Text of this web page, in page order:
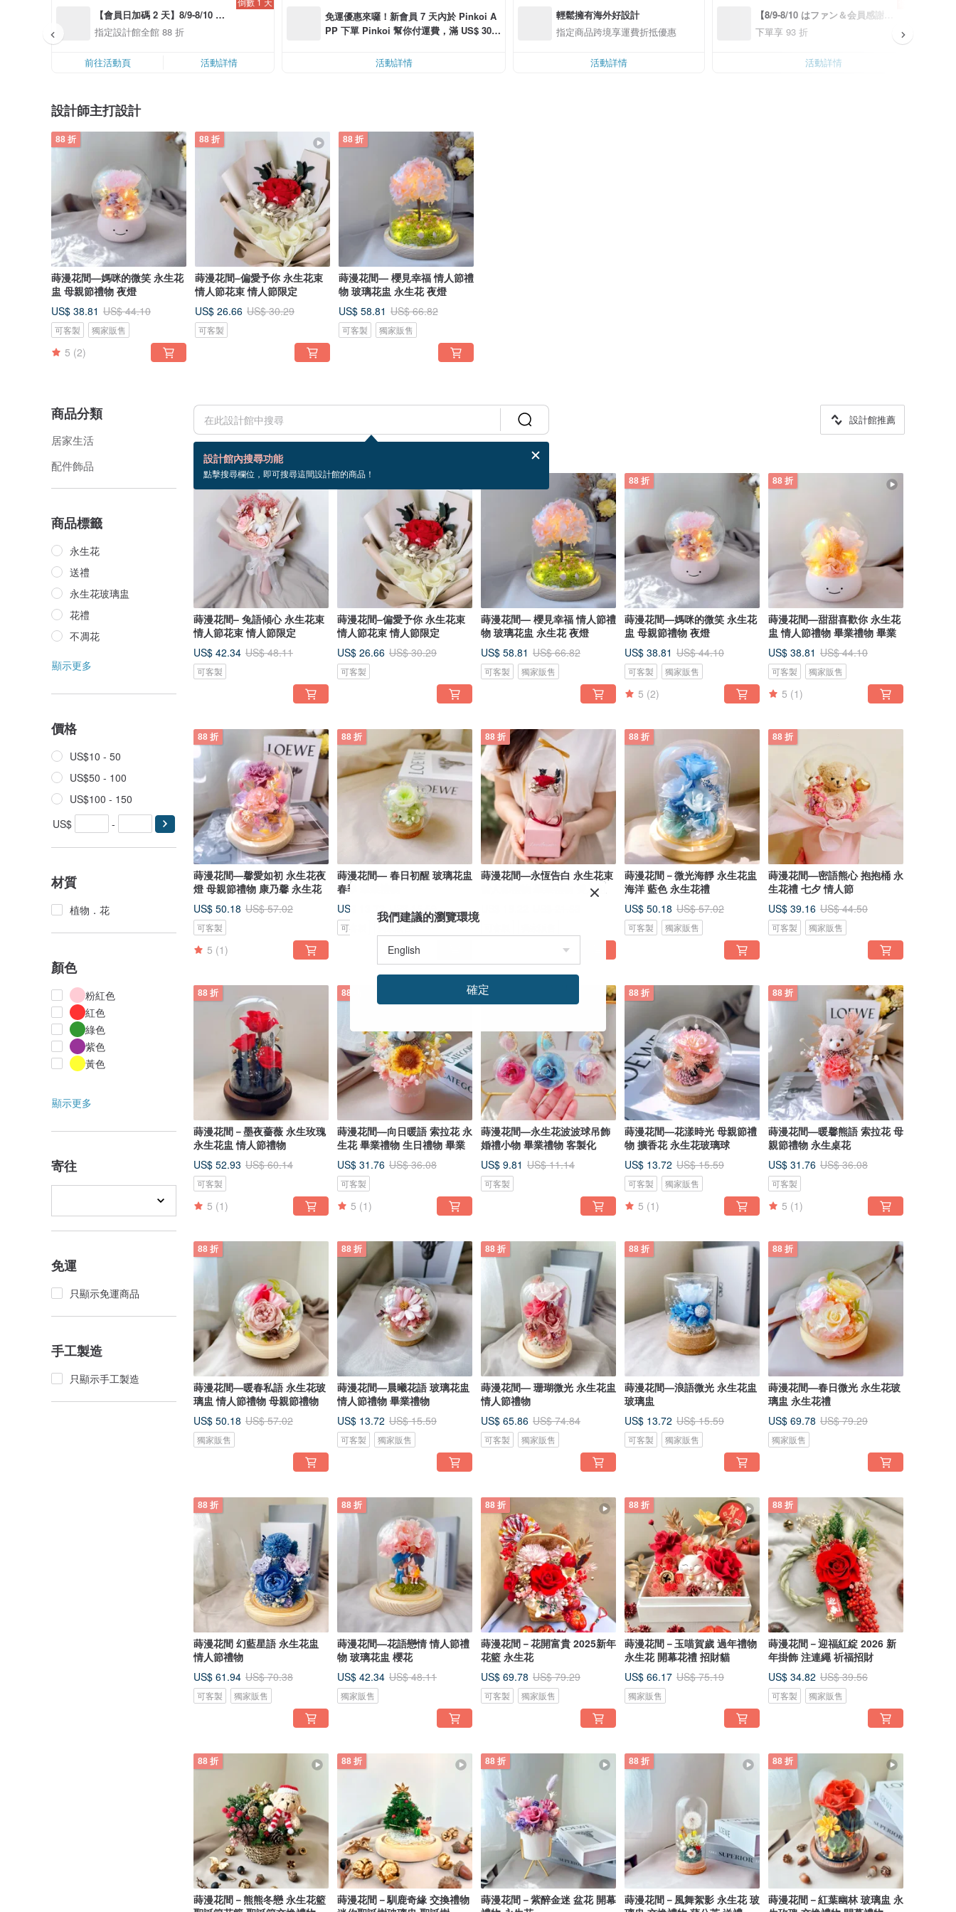
【會員日加碼 2 天】8/9-8/10 精
選設計限定 88 折
指定設計館全館 88 折
前往活動頁 活動詳情
免運優惠來囉！新會員 7 天內於 Pinkoi A
PP 下單 Pinkoi 幫你付運費，滿 US$ 30.0
活動詳情
輕鬆擁有海外好設計
指定商品跨境享運費折抵優惠
活動詳情
【8/9-8/10 はファン＆会員感謝デ
ー】アプリ限定全品対象7％OFF
下單享 93 折
活動詳情
設計師主打設計
88 折
蒔漫花間—媽咪的微笑 永生花
盅 母親節禮物 夜燈
US$ 38.81 US$ 44.10
可客製 獨家販售
5 (2)
88 折
蒔漫花間–偏愛予你 永生花束
情人節花束 情人節限定
US$ 26.66 US$ 30.29
可客製
88 折
蒔漫花間— 櫻見幸福 情人節禮
物 玻璃花盅 永生花 夜燈
US$ 58.81 US$ 66.82
可客製 獨家販售
商品分類
居家生活
配件飾品
商品標籤
永生花
送禮
永生花玻璃盅
花禮
不凋花
顯示更多
價格
US$10 - 50
US$50 - 100
US$100 - 150
US$
-
材質
植物．花
顏色
粉紅色
紅色
綠色
紫色
黃色
顯示更多
寄往
免運
只顯示免運商品
手工製造
只顯示手工製造
設計館內搜尋功能
點擊搜尋欄位，即可搜尋這間設計館的商品！
設計館推薦
36 個商品
88 折
蒔漫花間– 兔語傾心 永生花束
情人節花束 情人節限定
US$ 42.34 US$ 48.11
可客製
88 折
蒔漫花間–偏愛予你 永生花束
情人節花束 情人節限定
US$ 26.66 US$ 30.29
可客製
蒔漫花間— 櫻見幸福 情人節禮
物 玻璃花盅 永生花 夜燈
US$ 58.81 US$ 66.82
可客製 獨家販售
88 折
蒔漫花間—媽咪的微笑 永生花
盅 母親節禮物 夜燈
US$ 38.81 US$ 44.10
可客製 獨家販售
5 (2)
88 折
蒔漫花間—甜甜喜歡你 永生花
盅 情人節禮物 畢業禮物 畢業
US$ 38.81 US$ 44.10
可客製 獨家販售
5 (1)
88 折
蒔漫花間—馨愛如初 永生花夜
燈 母親節禮物 康乃馨 永生花
US$ 50.18 US$ 57.02
可客製
5 (1)
88 折
蒔漫花間— 春日初醒 玻璃花盅
春季 畢業禮物
US$ 13.72 US$ 15.59
可客製 獨家販售
88 折
蒔漫花間—永恆告白 永生花束
情人節禮物 畢業禮物 雙入組
88 折
蒔漫花間－微光海靜 永生花盅
海洋 藍色 永生花禮
US$ 50.18 US$ 57.02
可客製 獨家販售
88 折
蒔漫花間—密語熊心 抱抱桶 永
生花禮 七夕 情人節
US$ 39.16 US$ 44.50
可客製 獨家販售
88 折
蒔漫花間－墨夜薔薇 永生玫瑰
永生花盅 情人節禮物
US$ 52.93 US$ 60.14
可客製
5 (1)
88 折
蒔漫花間—向日暖語 索拉花 永
生花 畢業禮物 生日禮物 畢業
US$ 31.76 US$ 36.08
可客製
5 (1)
88 折
蒔漫花間—永生花波波球吊飾
婚禮小物 畢業禮物 客製化
US$ 9.81 US$ 11.14
可客製
88 折
蒔漫花間—花漾時光 母親節禮
物 擴香花 永生花玻璃球
US$ 13.72 US$ 15.59
可客製 獨家販售
5 (1)
88 折
蒔漫花間—暖馨熊語 索拉花 母
親節禮物 永生桌花
US$ 31.76 US$ 36.08
可客製
5 (1)
88 折
蒔漫花間—暖春私語 永生花玻
璃盅 情人節禮物 母親節禮物
US$ 50.18 US$ 57.02
獨家販售
88 折
蒔漫花間—晨曦花語 玻璃花盅
情人節禮物 畢業禮物
US$ 13.72 US$ 15.59
可客製 獨家販售
88 折
蒔漫花間— 珊瑚微光 永生花盅
情人節禮物
US$ 65.86 US$ 74.84
可客製 獨家販售
88 折
蒔漫花間—浪語微光 永生花盅
玻璃盅
US$ 13.72 US$ 15.59
可客製 獨家販售
88 折
蒔漫花間—春日微光 永生花玻
璃盅 永生花禮
US$ 69.78 US$ 79.29
獨家販售
88 折
蒔漫花間 幻藍星語 永生花盅
情人節禮物
US$ 61.94 US$ 70.38
可客製 獨家販售
88 折
蒔漫花間—花語戀情 情人節禮
物 玻璃花盅 櫻花
US$ 42.34 US$ 48.11
獨家販售
88 折
蒔漫花間－花開富貴 2025新年
花籃 永生花
US$ 69.78 US$ 79.29
可客製 獨家販售
88 折
蒔漫花間－玉喵賀歲 過年禮物
永生花 開幕花禮 招財貓
US$ 66.17 US$ 75.19
獨家販售
88 折
蒔漫花間－迎福紅綻 2026 新
年掛飾 注連繩 祈福招財
US$ 34.82 US$ 39.56
可客製 獨家販售
88 折
蒔漫花間－熊熊冬戀 永生花籃
88 折
蒔漫花間－馴鹿奇緣 交換禮物
88 折
蒔漫花間－紫醉金迷 盆花 開幕
88 折
蒔漫花間－風舞絮影 永生花 玻
88 折
蒔漫花間－紅葉幽林 玻璃盅 永
我們建議的瀏覽環境
確定